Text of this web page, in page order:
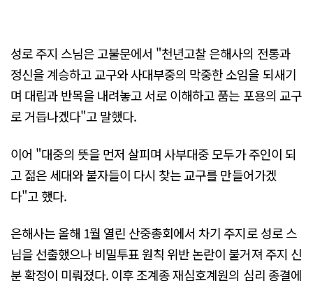
성로 주지 스님은 고불문에서 "천년고찰 은해사의 전통과
정신을 계승하고 교구와 사대부중의 막중한 소임을 되새기
며 대립과 반목을 내려놓고 서로 이해하고 품는 포용의 교구
로 거듭나겠다"고 말했다.
이어 "대중의 뜻을 먼저 살피며 사부대중 모두가 주인이 되
고 젊은 세대와 불자들이 다시 찾는 교구를 만들어가겠
다"고 했다.
은해사는 올해 1월 열린 산중총회에서 차기 주지로 성로 스
님을 선출했으나 비밀투표 원칙 위반 논란이 불거져 주지 신
분 확정이 미뤄졌다. 이후 조계종 재심호계원의 심리 종결에